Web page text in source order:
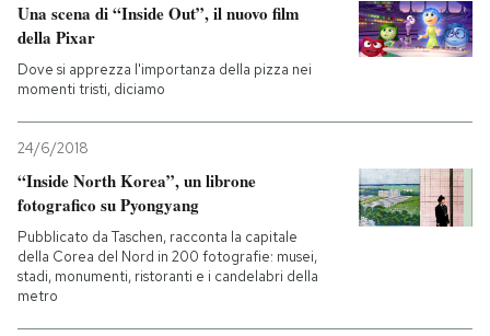
Una scena di “Inside Out”, il nuovo film
della Pixar
Dove si apprezza l'importanza della pizza nei
momenti tristi, diciamo
24/6/2018
“Inside North Korea”, un librone
fotografico su Pyongyang
Pubblicato da Taschen, racconta la capitale
della Corea del Nord in 200 fotografie: musei,
stadi, monumenti, ristoranti e i candelabri della
metro